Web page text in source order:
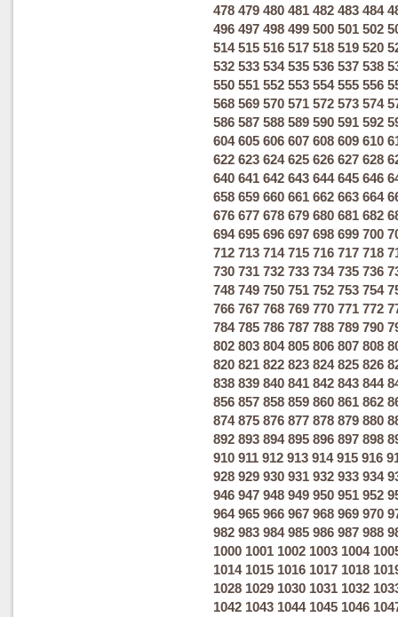
478 479 480 481 482 483 484
496 497 498 499 500 501 502
514 515 516 517 518 519 520
532 533 534 535 536 537 538
550 551 552 553 554 555 556
568 569 570 571 572 573 574
586 587 588 589 590 591 592
604 605 606 607 608 609 610
622 623 624 625 626 627 628
640 641 642 643 644 645 646
658 659 660 661 662 663 664
676 677 678 679 680 681 682
694 695 696 697 698 699 700
712 713 714 715 716 717 718
730 731 732 733 734 735 736
748 749 750 751 752 753 754
766 767 768 769 770 771 772
784 785 786 787 788 789 790
802 803 804 805 806 807 808
820 821 822 823 824 825 826
838 839 840 841 842 843 844
856 857 858 859 860 861 862
874 875 876 877 878 879 880
892 893 894 895 896 897 898
910 911 912 913 914 915 916
928 929 930 931 932 933 934
946 947 948 949 950 951 952
964 965 966 967 968 969 970
982 983 984 985 986 987 988
1000 1001 1002 1003 1004
1014 1015 1016 1017 1018
1028 1029 1030 1031 1032
1042 1043 1044 1045 1046